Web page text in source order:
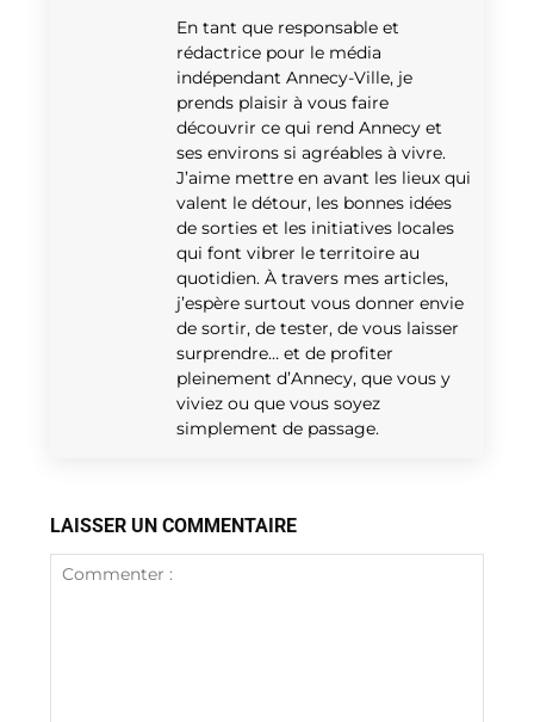
En tant que responsable et
rédactrice pour le média
indépendant Annecy-Ville, je
prends plaisir à vous faire
découvrir ce qui rend Annecy et
ses environs si agréables à vivre.
J’aime mettre en avant les lieux qui
valent le détour, les bonnes idées
de sorties et les initiatives locales
qui font vibrer le territoire au
quotidien. À travers mes articles,
j’espère surtout vous donner envie
de sortir, de tester, de vous laisser
surprendre… et de profiter
pleinement d’Annecy, que vous y
viviez ou que vous soyez
simplement de passage.
LAISSER UN COMMENTAIRE